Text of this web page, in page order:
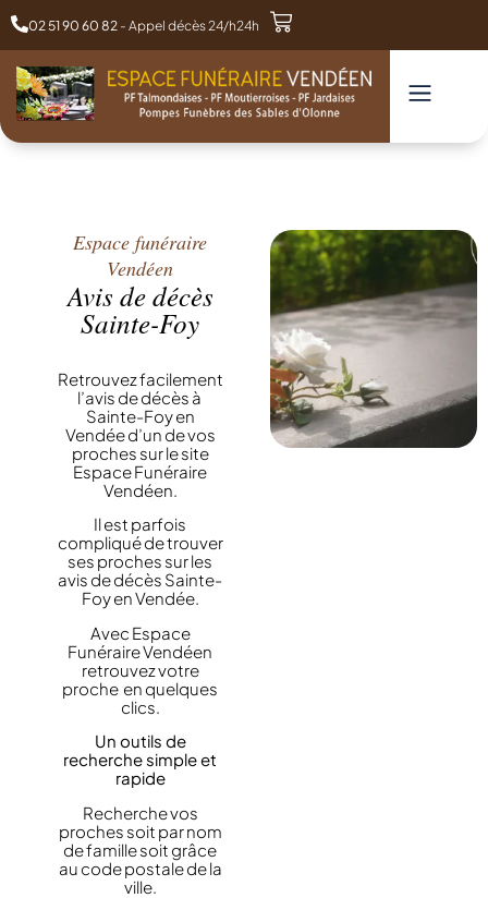
02 51 90 60 82 - Appel décès 24/h24h
Espace funéraire
Vendéen
Avis de décès
Sainte-Foy
Retrouvez facilement
l’avis de décès à
Sainte-Foy en
Vendée d’un de vos
proches sur le site
Espace Funéraire
Vendéen.
Il est parfois
compliqué de trouver
ses proches sur les
avis de décès Sainte-
Foy en Vendée.
Avec Espace
Funéraire Vendéen
retrouvez votre
proche en quelques
clics.
Un outils de
recherche simple et
rapide
Recherche vos
proches soit par nom
de famille soit grâce
au code postale de la
ville.